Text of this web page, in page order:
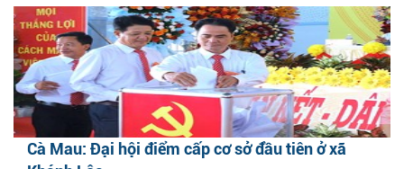
Cà Mau: Đại hội điểm cấp cơ sở đầu tiên ở xã